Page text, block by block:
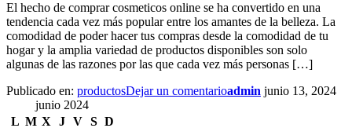
El hecho de comprar cosmeticos online se ha convertido en una
tendencia cada vez más popular entre los amantes de la belleza. La
comodidad de poder hacer tus compras desde la comodidad de tu
hogar y la amplia variedad de productos disponibles son solo
algunas de las razones por las que cada vez más personas […]
Publicado en: productosDejar un comentarioadmin junio 13, 2024
junio 2024
L M X J V S D